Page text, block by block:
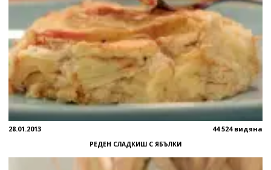
28.01.2013 44 524 видяна
РЕДЕН СЛАДКИШ С ЯБЪЛКИ